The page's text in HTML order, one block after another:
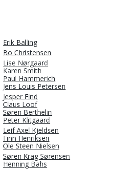
Erik Balling
Bo Christensen
Lise Nørgaard
Karen Smith
Paul Hammerich
Jens Louis Petersen
Jesper Find
Claus Loof
Søren Berthelin
Peter Klitgaard
Leif Axel Kjeldsen
Finn Henriksen
Ole Steen Nielsen
Søren Krag Sørensen
Henning Bahs